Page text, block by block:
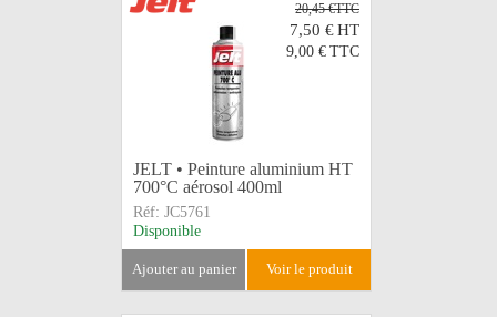
20,45 €TTC
7,50 €HT
9,00 € TTC
JELT • Peinture aluminium HT
700°C aérosol 400ml
Réf: JC5761
Disponible
ajouter au panier voir le produit